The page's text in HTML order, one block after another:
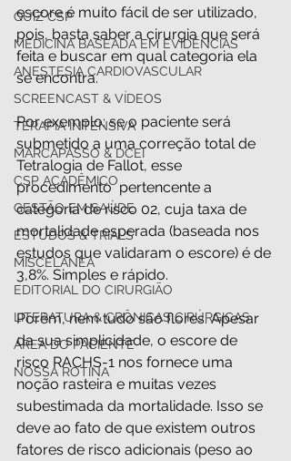
QUIZ CSP
MEDICINA BASEADA EM EVIDÊNCIAS
ANESTESIA CARDIOVASCULAR
SCREENCAST & VÍDEOS
TERAPIA INTENSIVA
MARCAPASSO & DCEI
CSP ACADÊMICO
GESTÃO EM SAÚDE
ESTUDOS & TRIALS
MISCELÂNEA
EDITORIAL DO CIRURGIÃO
LITERATURA & CRÔNICAS CIRÚRGICAS
ÁREA DO PACIENTE
NOSSA ROTINA
escore é muito fácil de ser utilizado,
pois, basta saber a cirurgia que será
feita e buscar em qual categoria ela
se encontra.
Por exemplo: se o paciente será
submetido a uma correção total de
Tetralogia de Fallot, esse
procedimento  pertencente a
categoria de risco 02, cuja taxa de
mortalidade esperada (baseada nos
estudos que validaram o escore) é de
3,8%. Simples e rápido.
Porém, nem tudo são flores. Apesar
da sua simplicidade, o escore de
risco RACHS-1 nos fornece uma
noção rasteira e muitas vezes
subestimada da mortalidade. Isso se
deve ao fato de que existem outros
fatores de risco adicionais (peso ao